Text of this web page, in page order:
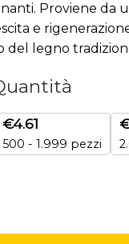
Proviene da
e
del legno
€4.61
500 - 1.999 pezzi
€